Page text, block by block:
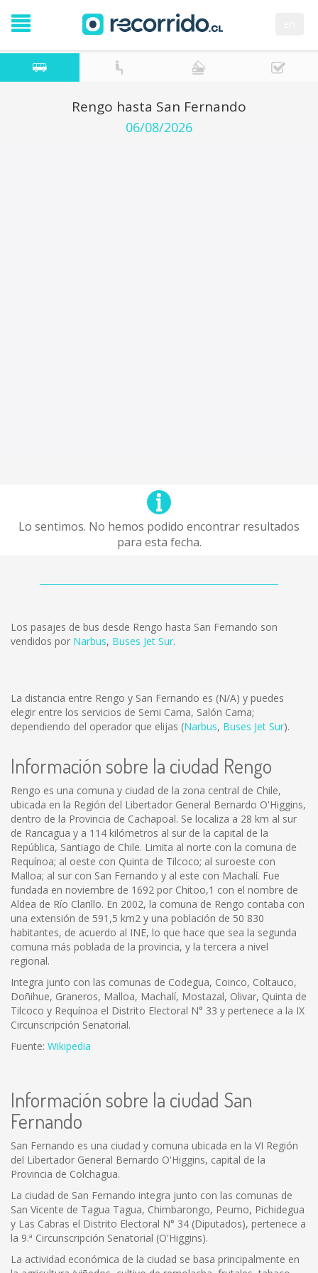
Rengo hasta San Fernando
06/08/2026
Lo sentimos. No hemos podido encontrar resultados
para esta fecha.
Los pasajes de bus desde Rengo hasta San Fernando son
vendidos por Narbus, Buses Jet Sur.
La distancia entre Rengo y San Fernando es (N/A) y puedes
elegir entre los servicios de Semi Cama, Salón Cama;
dependiendo del operador que elijas (Narbus, Buses Jet Sur).
Información sobre la ciudad Rengo
Rengo es una comuna y ciudad de la zona central de Chile,
ubicada en la Región del Libertador General Bernardo O'Higgins,
dentro de la Provincia de Cachapoal. Se localiza a 28 km al sur
de Rancagua y a 114 kilómetros al sur de la capital de la
República, Santiago de Chile. Limita al norte con la comuna de
Requínoa; al oeste con Quinta de Tilcoco; al suroeste con
Malloa; al sur con San Fernando y al este con Machalí. Fue
fundada en noviembre de 1692 por Chitoo,1 con el nombre de
Aldea de Río Clarillo. En 2002, la comuna de Rengo contaba con
una extensión de 591,5 km2 y una población de 50 830
habitantes, de acuerdo al INE, lo que hace que sea la segunda
comuna más poblada de la provincia, y la tercera a nivel
regional.
Integra junto con las comunas de Codegua, Coinco, Coltauco,
Doñihue, Graneros, Malloa, Machalí, Mostazal, Olivar, Quinta de
Tilcoco y Requínoa el Distrito Electoral N° 33 y pertenece a la IX
Circunscripción Senatorial.
Fuente: Wikipedia
Información sobre la ciudad San
Fernando
San Fernando es una ciudad y comuna ubicada en la VI Región
del Libertador General Bernardo O'Higgins, capital de la
Provincia de Colchagua.
La ciudad de San Fernando integra junto con las comunas de
San Vicente de Tagua Tagua, Chimbarongo, Peumo, Pichidegua
y Las Cabras el Distrito Electoral N° 34 (Diputados), pertenece a
la 9.ª Circunscripción Senatorial (O'Higgins).
La actividad económica de la ciudad se basa principalmente en